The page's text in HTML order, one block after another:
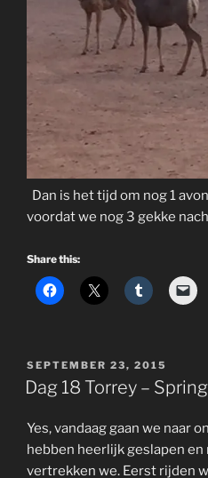
Dan is het tijd om nog 1
voordat we nog 3 gekke
Share this:
POSTED
ON
SEPTEMBER 23, 2015
Dag 18 Torrey –
Yes, vandaag gaan we naar
hebben heerlijk geslapen
vertrekken we. Eerst rijden